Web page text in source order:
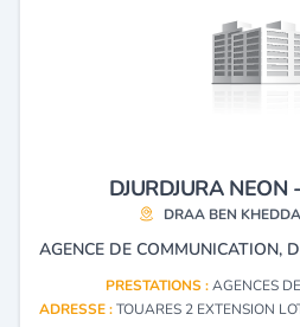
DJURDJURA NEON
DRAA BEN
PRESTATIONS :AGENCES
ADRESSE :TOUARES 2 EXTENSION LOT G2